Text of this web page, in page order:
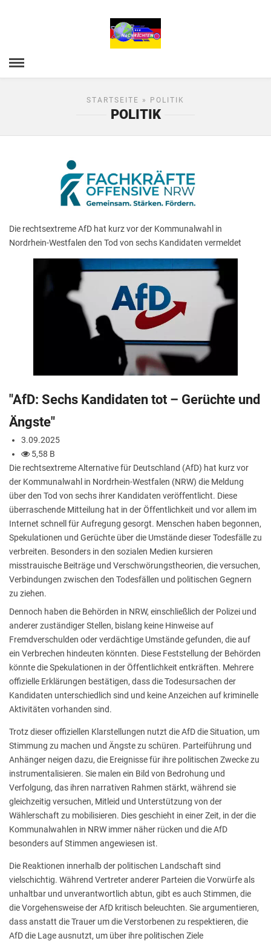
STARTSEITE » POLITIK
POLITIK
Die rechtsextreme AfD hat kurz vor der Kommunalwahl in
Nordrhein-Westfalen den Tod von sechs Kandidaten vermeldet
"AfD: Sechs Kandidaten tot – Gerüchte und
Ängste"
3.09.2025
5,58 B
Die rechtsextreme Alternative für Deutschland (AfD) hat kurz vor
der Kommunalwahl in Nordrhein-Westfalen (NRW) die Meldung
über den Tod von sechs ihrer Kandidaten veröffentlicht. Diese
überraschende Mitteilung hat in der Öffentlichkeit und vor allem im
Internet schnell für Aufregung gesorgt. Menschen haben begonnen,
Spekulationen und Gerüchte über die Umstände dieser Todesfälle zu
verbreiten. Besonders in den sozialen Medien kursieren
misstrauische Beiträge und Verschwörungstheorien, die versuchen,
Verbindungen zwischen den Todesfällen und politischen Gegnern
zu ziehen.
Dennoch haben die Behörden in NRW, einschließlich der Polizei und
anderer zuständiger Stellen, bislang keine Hinweise auf
Fremdverschulden oder verdächtige Umstände gefunden, die auf
ein Verbrechen hindeuten könnten. Diese Feststellung der Behörden
könnte die Spekulationen in der Öffentlichkeit entkräften. Mehrere
offizielle Erklärungen bestätigen, dass die Todesursachen der
Kandidaten unterschiedlich sind und keine Anzeichen auf kriminelle
Aktivitäten vorhanden sind.
Trotz dieser offiziellen Klarstellungen nutzt die AfD die Situation, um
Stimmung zu machen und Ängste zu schüren. Parteiführung und
Anhänger neigen dazu, die Ereignisse für ihre politischen Zwecke zu
instrumentalisieren. Sie malen ein Bild von Bedrohung und
Verfolgung, das ihren narrativen Rahmen stärkt, während sie
gleichzeitig versuchen, Mitleid und Unterstützung von der
Wählerschaft zu mobilisieren. Dies geschieht in einer Zeit, in der die
Kommunalwahlen in NRW immer näher rücken und die AfD
besonders auf Stimmen angewiesen ist.
Die Reaktionen innerhalb der politischen Landschaft sind
vielschichtig. Während Vertreter anderer Parteien die Vorwürfe als
unhaltbar und unverantwortlich abtun, gibt es auch Stimmen, die
die Vorgehensweise der AfD kritisch beleuchten. Sie argumentieren,
dass anstatt die Trauer um die Verstorbenen zu respektieren, die
AfD die Lage ausnutzt, um über ihre politischen Ziele